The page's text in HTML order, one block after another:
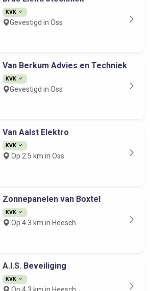
KVK
Gevestigd in Oss
Van Berkum Advies en Techniek
KVK
Gevestigd in Oss
Van Aalst Elektro
KVK
Op 2.5 km in Oss
Zonnepanelen van Boxtel
KVK
Op 4.3 km in Heesch
A.I.S. Beveiliging
KVK